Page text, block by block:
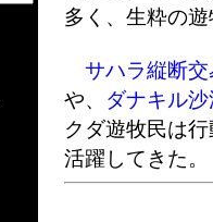
多く、生粋の
サハラ縦断交
や、
ダナキル沙
クダ遊牧民は
活躍してきた。